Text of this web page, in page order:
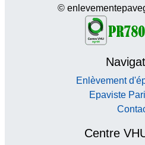
©
Enlèvement
Epaviste
Centre